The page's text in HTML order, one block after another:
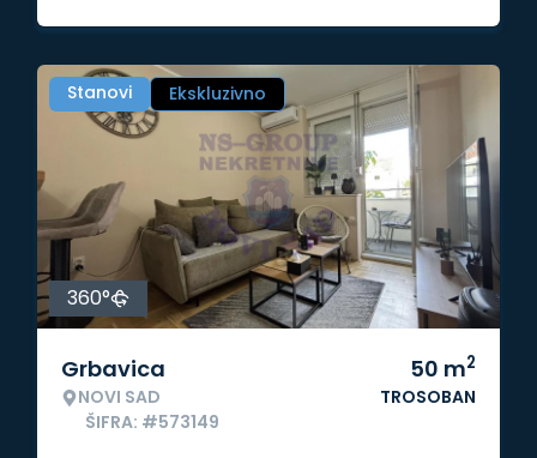
Stanovi Ekskluzivno
360°
Grbavica
NOVI SAD
ŠIFRA: #573149
50 m2
TROSOBAN